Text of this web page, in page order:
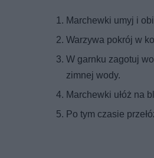
Marchewki umyj i
Warzywa pokrój w
W garnku zagotuj
zimnej wody.
Marchewki ułóż na
Po tym czasie